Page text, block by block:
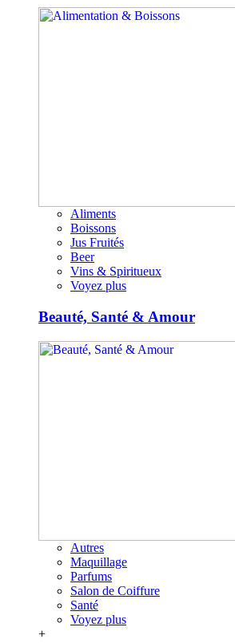
Aliments
Boissons
Jus Fruités
Beer
Vins & Spiritueux
Voyez plus
Beauté, Santé & Amour
Autres
Maquillage
Parfums
Salon de Coiffure
Santé
Voyez plus
+